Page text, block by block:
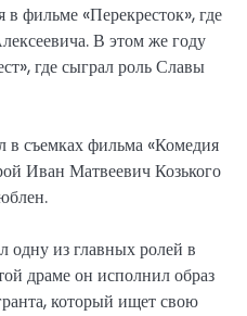
фильме «Перекресток», где
В этом же году
где сыграл роль Славы
в съемках фильма «Комедия
Иван Матвеевич Козького
одну из главных ролей в
драме он исполнил образ
который ищет свою